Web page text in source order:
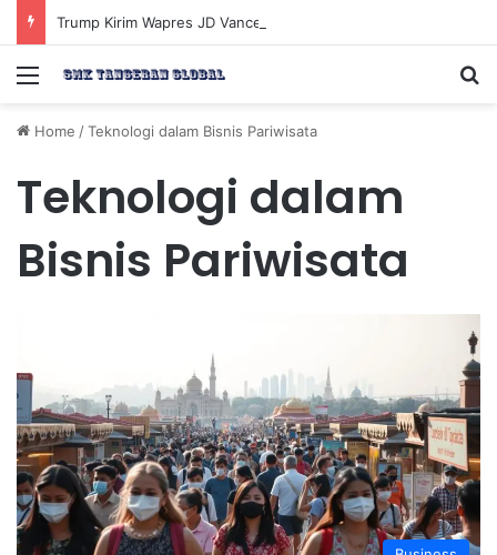
Menu
Home /Teknologi dalam Bisnis Pariwisata
Teknologi dalam
Bisnis Pariwisata